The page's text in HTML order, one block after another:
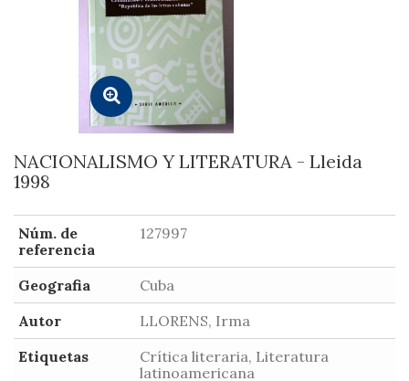
NACIONALISMO Y LITERATURA - Lleida
1998
Núm. de
referencia
127997
Geografia
Cuba
Autor
LLORENS, Irma
Etiquetas
Crítica literaria, Literatura
latinoamericana